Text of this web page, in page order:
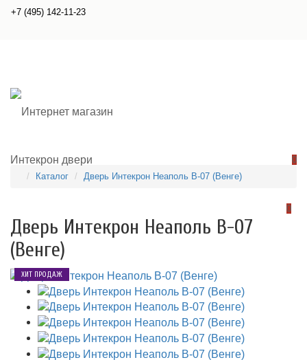
+7 (495) 142-11-23
0
0
Каталог Дверь Интекрон Неаполь В-07 (Венге)
Дверь Интекрон Неаполь В-07
(Венге)
ХИТ ПРОДАЖ